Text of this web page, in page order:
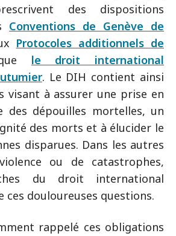
des dispositions
Conventions de Genève de
Protocoles additionnels de
le droit international
. Le DIH contient ainsi
visant à assurer une prise en
des dépouilles mortelles, un
des morts et à élucider le
disparues. Dans les autres
ou de catastrophes,
du droit international
ces douloureuses questions.
rappelé ces obligations